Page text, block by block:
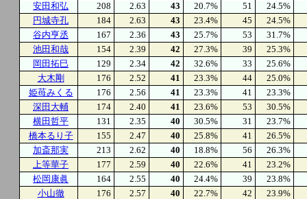
安田和弘
208 2.63 43 20.7% 51
24.5%
円城寺孔
184 2.63 43 23.4% 45
24.5%
谷内亨丞
167 2.36 43 25.7% 53
31.7%
池田和哉
154 2.39 42 27.3% 39
25.3%
岡田拓巳
129 2.34 42 32.6% 33
25.6%
大木剛
176 2.52 41 23.3% 44
25.0%
姫苺みくる
176 2.56 41 23.3% 41
23.3%
深田大輔
174 2.40 41 23.6% 53
30.5%
横田哲平
131 2.35 40 30.5% 31
23.7%
橋本るり子
155 2.47 40 25.8% 41
26.5%
加斎那実
213 2.62 40 18.8% 56
26.3%
上等華子
177 2.59 40 22.6% 41
23.2%
松岡康眞
164 2.55 40 24.4% 39
23.8%
小山徹
176 2.57 40 22.7% 42
23.9%